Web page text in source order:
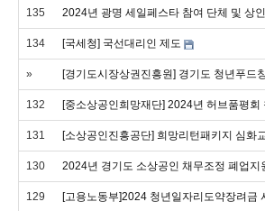
135 2024년 광명 세일페스타 참여 단체 및 상
134 [국세청] 국선대리인 제도
» [경기도시장상권진흥원] 경기도 청년푸드
132 [중소상공인희망재단] 2024년 허브품평회
131 [소상공인진흥공단] 희망리턴패키지 심화
130 2024년 경기도 소상공인 채무조정 폐업지
129 [고용노동부]2024 청년일자리도약장려금